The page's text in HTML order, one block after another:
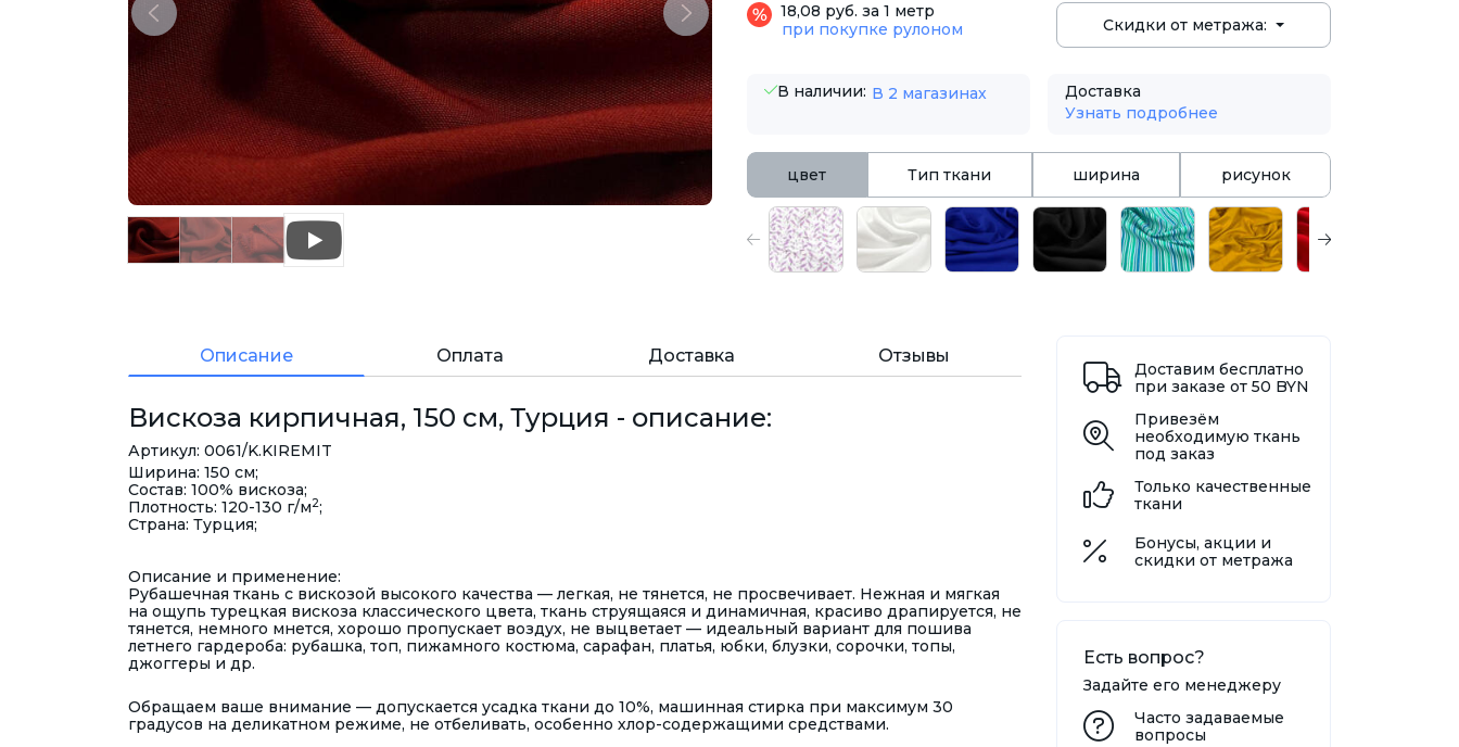
Previous Next
18,08 руб. за 1 метр
при покупке рулоном
Скидки от метража:
В наличии: В 2 магазинах
Доставка
Узнать подробнее
цвет Тип ткани ширина рисунок
Описание Оплата Доставка Отзывы
Вискоза кирпичная, 150 см, Турция - описание:
Артикул: 0061/K.KIREMIT
Ширина: 150 см;
Состав: 100% вискоза;
Плотность: 120-130 г/м2;
Страна: Турция;
Описание и применение:
Рубашечная ткань с вискозой высокого качества — легкая, не тянется, не просвечивает. Нежная и мягкая
на ощупь турецкая вискоза классического цвета, ткань струящаяся и динамичная, красиво драпируется, не
тянется, немного мнется, хорошо пропускает воздух, не выцветает — идеальный вариант для пошива
летнего гардероба: рубашка, топ, пижамного костюма, сарафан, платья, юбки, блузки, сорочки, топы,
джоггеры и др.
Обращаем ваше внимание — допускается усадка ткани до 10%, машинная стирка при максимум 30
градусов на деликатном режиме, не отбеливать, особенно хлор-содержащими средствами.
Доставим бесплатно
при заказе от 50 BYN
Привезём
необходимую ткань
под заказ
Только качественные
ткани
Бонусы, акции и
скидки от метража
Есть вопрос?
Задайте его менеджеру
Часто задаваемые
вопросы